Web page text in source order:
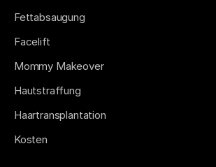
Fettabsaugung
Facelift
Mommy Makeover
Hautstraffung
Haartransplantation
Kosten